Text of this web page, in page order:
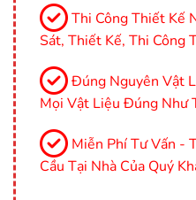
Thi Công Thiết Kế
Sát, Thiết Kế, Thi Công
Đúng Nguyên Vật
Mọi Vật Liệu Đúng Như
Miễn Phí Tư Vấn -
Cầu Tại Nhà Của Quý